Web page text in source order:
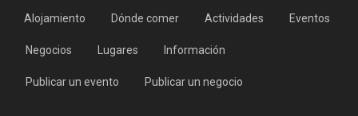
Alojamiento Dónde comer Actividades Eventos
Negocios Lugares Información
Publicar un evento Publicar un negocio